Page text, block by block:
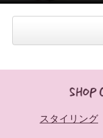
スタイリング